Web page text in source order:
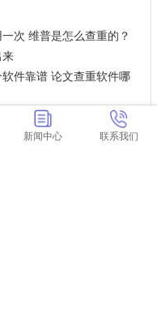
次 维普是怎么查重的？
来
件靠谱 论文查重软件哪
翟天临是学术不端案例
新闻中心 联系我们